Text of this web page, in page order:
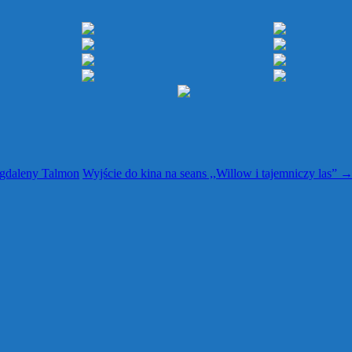
Talmon Wyjście do kina na seans ,,Willow i tajemniczy las” →